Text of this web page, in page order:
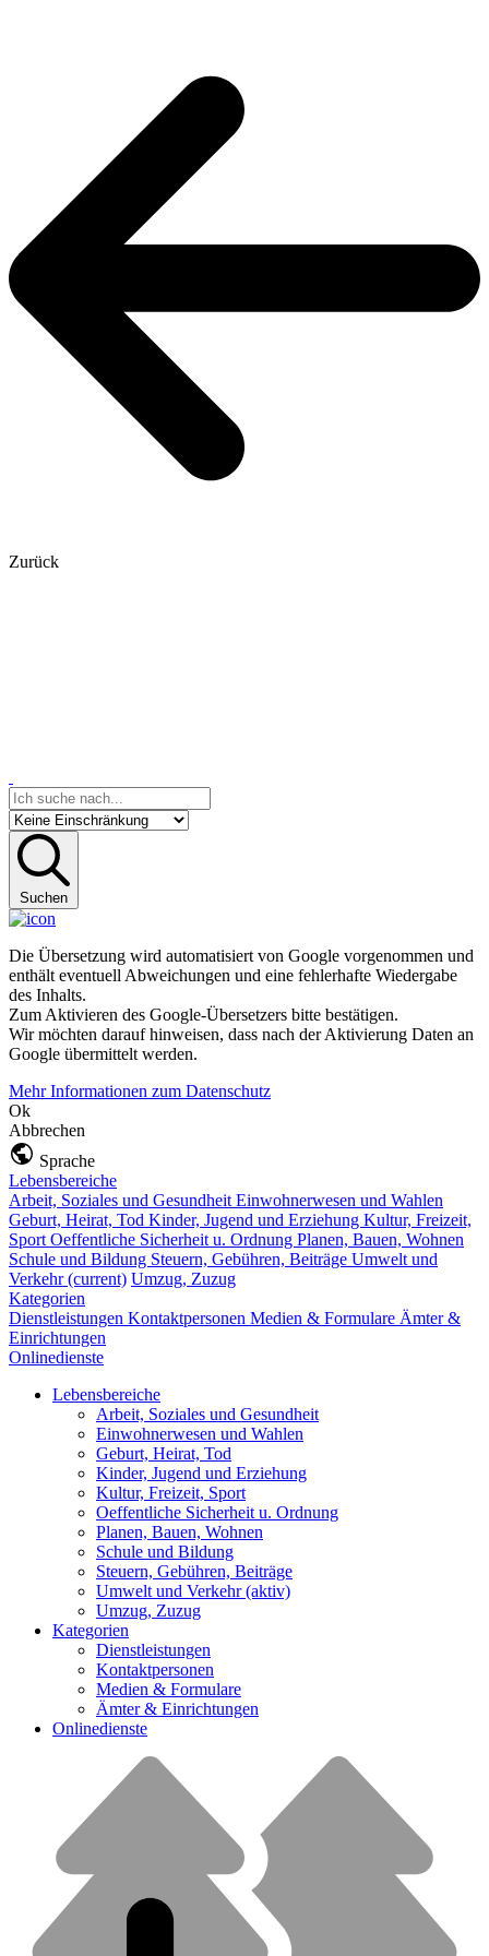
Zurück
Suchen
Die Übersetzung wird automatisiert von Google vorgenommen und
enthält eventuell Abweichungen und eine fehlerhafte Wiedergabe
des Inhalts.
Zum Aktivieren des Google-Übersetzers bitte bestätigen.
Wir möchten darauf hinweisen, dass nach der Aktivierung Daten an
Google übermittelt werden.
Mehr Informationen zum Datenschutz
Ok
Abbrechen
Sprache
Lebensbereiche
Arbeit, Soziales und Gesundheit Einwohnerwesen und Wahlen
Geburt, Heirat, Tod Kinder, Jugend und Erziehung Kultur, Freizeit,
Sport Oeffentliche Sicherheit u. Ordnung Planen, Bauen, Wohnen
Schule und Bildung Steuern, Gebühren, Beiträge Umwelt und
Verkehr(current) Umzug, Zuzug
Kategorien
Dienstleistungen Kontaktpersonen Medien & Formulare Ämter &
Einrichtungen
Onlinedienste
Lebensbereiche
Arbeit, Soziales und Gesundheit
Einwohnerwesen und Wahlen
Geburt, Heirat, Tod
Kinder, Jugend und Erziehung
Kultur, Freizeit, Sport
Oeffentliche Sicherheit u. Ordnung
Planen, Bauen, Wohnen
Schule und Bildung
Steuern, Gebühren, Beiträge
Umwelt und Verkehr(aktiv)
Umzug, Zuzug
Kategorien
Dienstleistungen
Kontaktpersonen
Medien & Formulare
Ämter & Einrichtungen
Onlinedienste